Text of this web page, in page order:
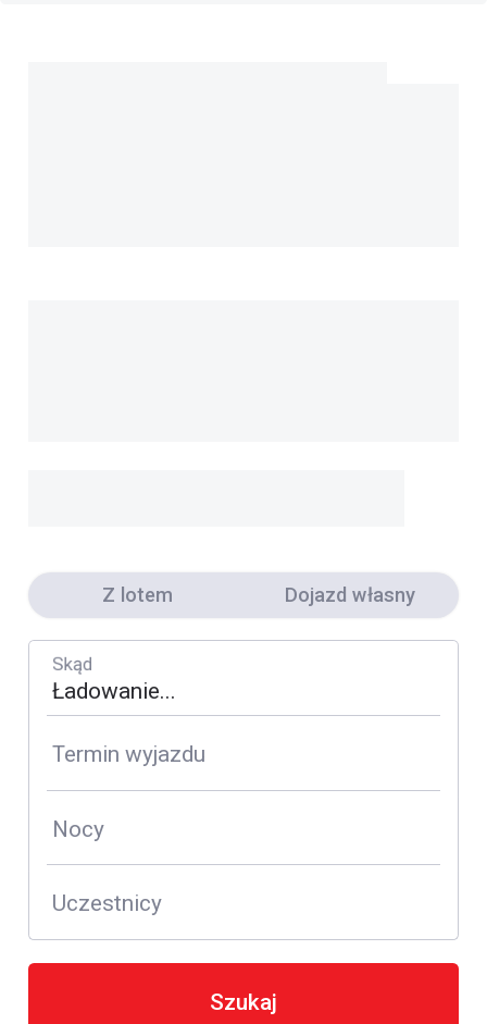
Z lotem Dojazd własny
Skąd
Termin wyjazdu
Nocy
Uczestnicy
Szukaj